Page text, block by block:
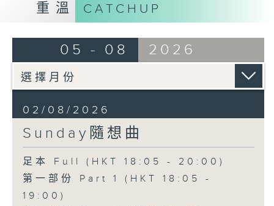
重溫 CATCHUP
05 - 08 2026
02/08/2026
Sunday隨想曲
足本 Full (HKT 18:05 - 20:00)
第一部份 Part 1 (HKT 18:05 -
19:00)